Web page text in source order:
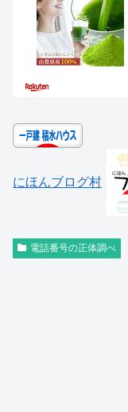
にほんブログ村
電話番号の正体調べ